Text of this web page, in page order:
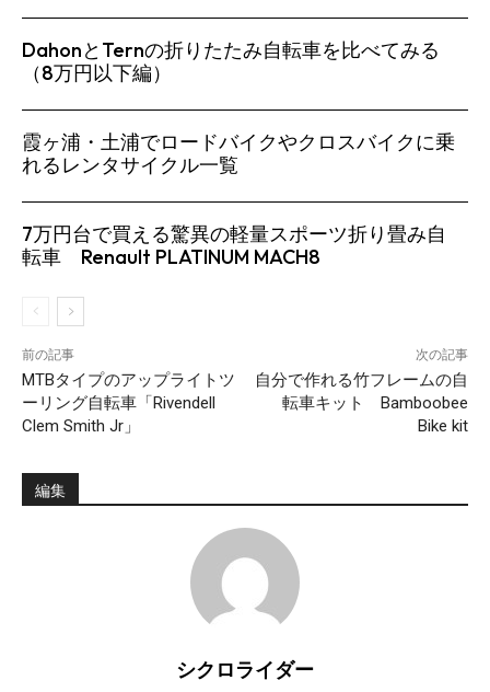
DahonとTernの折りたたみ自転車を比べてみる
（8万円以下編）
霞ヶ浦・土浦でロードバイクやクロスバイクに乗
れるレンタサイクル一覧
7万円台で買える驚異の軽量スポーツ折り畳み自
転車 Renault PLATINUM MACH8
前の記事
MTBタイプのアップライトツ
ーリング自転車「Rivendell
Clem Smith Jr」
次の記事
自分で作れる竹フレームの自
転車キット Bamboobee
Bike kit
編集
シクロライダー